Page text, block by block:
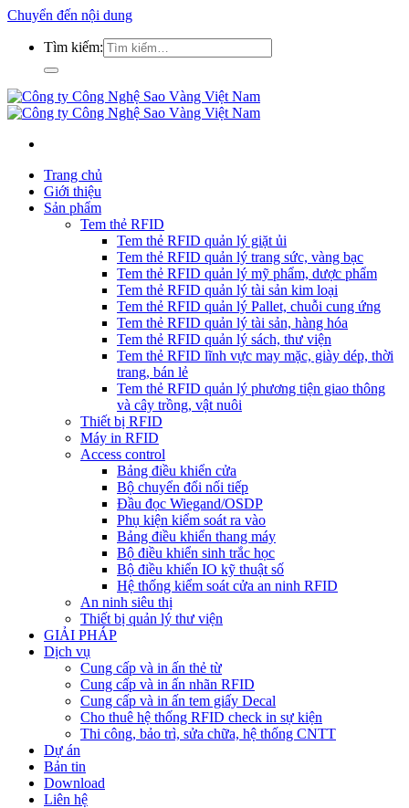
Chuyển đến nội dung
Tìm kiếm:
Trang chủ
Giới thiệu
Sản phẩm
Tem thẻ RFID
Tem thẻ RFID quản lý giặt ủi
Tem thẻ RFID quản lý trang sức, vàng bạc
Tem thẻ RFID quản lý mỹ phẩm, dược phẩm
Tem thẻ RFID quản lý tài sản kim loại
Tem thẻ RFID quản lý Pallet, chuỗi cung ứng
Tem thẻ RFID quản lý tài sản, hàng hóa
Tem thẻ RFID quản lý sách, thư viện
Tem thẻ RFID lĩnh vực may mặc, giày dép, thời
trang, bán lẻ
Tem thẻ RFID quản lý phương tiện giao thông
và cây trồng, vật nuôi
Thiết bị RFID
Máy in RFID
Access control
Bảng điều khiển cửa
Bộ chuyển đổi nối tiếp
Đầu đọc Wiegand/OSDP
Phụ kiện kiểm soát ra vào
Bảng điều khiển thang máy
Bộ điều khiển sinh trắc học
Bộ điều khiển IO kỹ thuật số
Hệ thống kiểm soát cửa an ninh RFID
An ninh siêu thị
Thiết bị quản lý thư viện
GIẢI PHÁP
Dịch vụ
Cung cấp và in ấn thẻ từ
Cung cấp và in ấn nhãn RFID
Cung cấp và in ấn tem giấy Decal
Cho thuê hệ thống RFID check in sự kiện
Thi công, bảo trì, sửa chữa, hệ thống CNTT
Dự án
Bản tin
Download
Liên hệ